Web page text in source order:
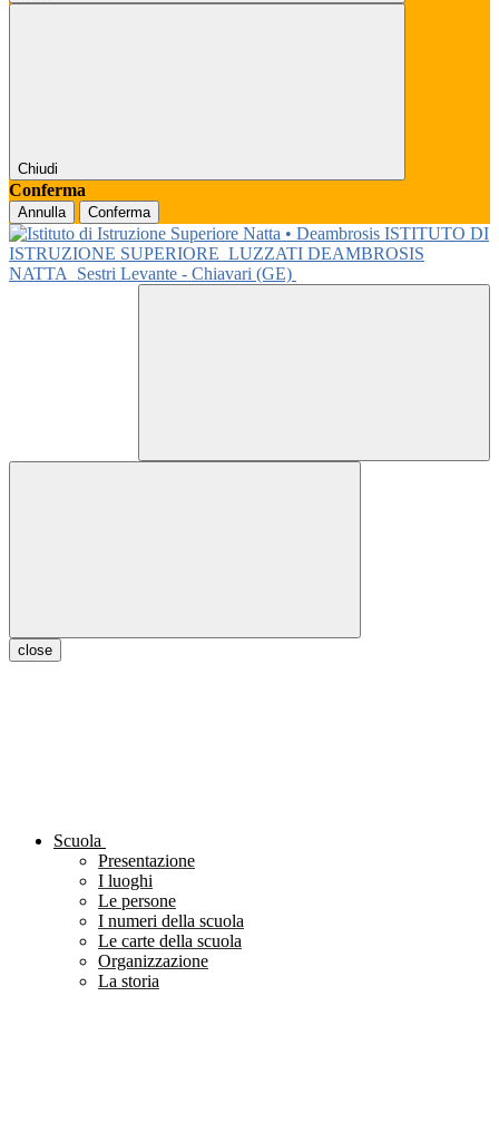
Chiudi
Conferma
Annulla Conferma
ISTITUTO DI
ISTRUZIONE SUPERIORE LUZZATI DEAMBROSIS
NATTA
Sestri Levante - Chiavari (GE)
close
Scuola
Presentazione
I luoghi
Le persone
I numeri della scuola
Le carte della scuola
Organizzazione
La storia